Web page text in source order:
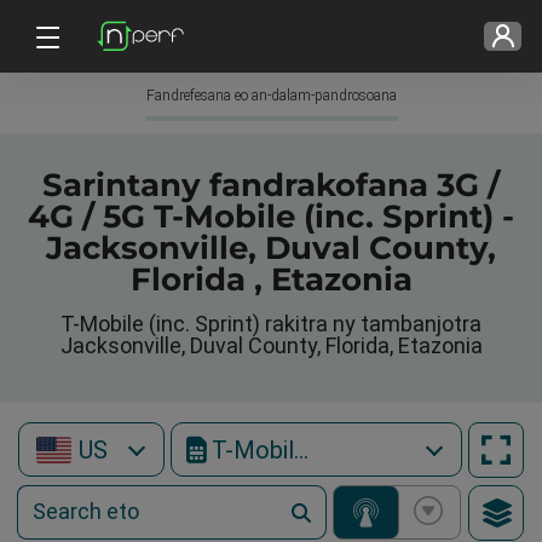
Fandrefesana eo an-dalam-pandrosoana
Sarintany fandrakofana 3G /
4G / 5G T-Mobile (inc. Sprint) -
Jacksonville, Duval County,
Florida , Etazonia
T-Mobile (inc. Sprint) rakitra ny tambanjotra
Jacksonville, Duval County, Florida, Etazonia
US T-Mobile (inc. Sprint)